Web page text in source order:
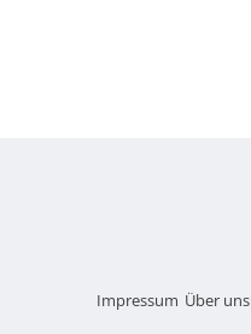
Impressum Über uns